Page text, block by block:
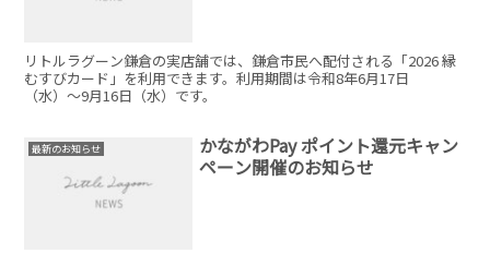
リトルラグーン鎌倉の実店舗では、鎌倉市民へ配付される「2026 縁
むすびカード」を利用できます。利用期間は令和8年6月17日
（水）〜9月16日（水）です。
最新のお知らせ
かながわPay ポイント還元キャン
ペーン開催のお知らせ